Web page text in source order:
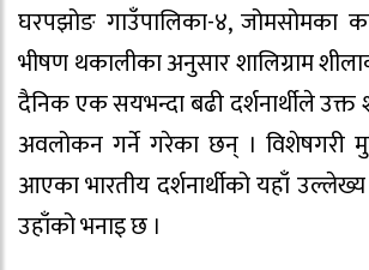
घरपझोङ गाउँपालिका-४, जोमसोमका
भीषण थकालीका अनुसार शालिग्राम
दैनिक एक सयभन्दा बढी दर्शनार्थीले उक्त
अवलोकन गर्ने गरेका छन् । विशेषगरी
आएका भारतीय दर्शनार्थीको यहाँ
उहाँको भनाइ छ ।